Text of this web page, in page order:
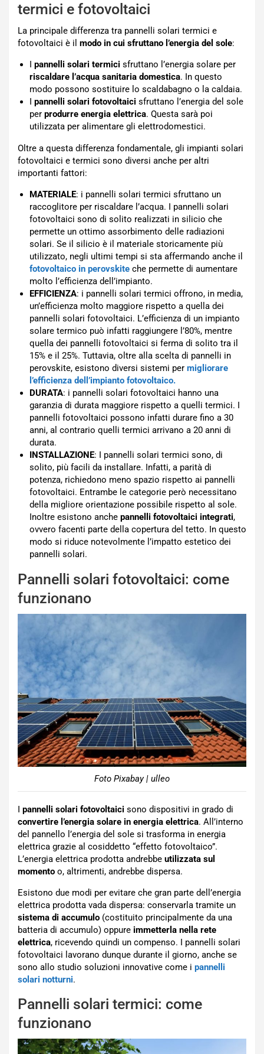
termici e fotovoltaici
La principale differenza tra pannelli solari termici e
fotovoltaici è il modo in cui sfruttano l’energia del sole:
I pannelli solari termici sfruttano l’energia solare per
riscaldare l’acqua sanitaria domestica. In questo
modo possono sostituire lo scaldabagno o la caldaia.
I pannelli solari fotovoltaici sfruttano l’energia del sole
per produrre energia elettrica. Questa sarà poi
utilizzata per alimentare gli elettrodomestici.
Oltre a questa differenza fondamentale, gli impianti solari
fotovoltaici e termici sono diversi anche per altri
importanti fattori:
MATERIALE: i pannelli solari termici sfruttano un
raccoglitore per riscaldare l’acqua. I pannelli solari
fotovoltaici sono di solito realizzati in silicio che
permette un ottimo assorbimento delle radiazioni
solari. Se il silicio è il materiale storicamente più
utilizzato, negli ultimi tempi si sta affermando anche il
fotovoltaico in perovskite che permette di aumentare
molto l’efficienza dell’impianto.
EFFICIENZA: i pannelli solari termici offrono, in media,
un’efficienza molto maggiore rispetto a quella dei
pannelli solari fotovoltaici. L’efficienza di un impianto
solare termico può infatti raggiungere l’80%, mentre
quella dei pannelli fotovoltaici si ferma di solito tra il
15% e il 25%. Tuttavia, oltre alla scelta di pannelli in
perovskite, esistono diversi sistemi per migliorare
l’efficienza dell’impianto fotovoltaico.
DURATA: i pannelli solari fotovoltaici hanno una
garanzia di durata maggiore rispetto a quelli termici. I
pannelli fotovoltaici possono infatti durare fino a 30
anni, al contrario quelli termici arrivano a 20 anni di
durata.
INSTALLAZIONE: I pannelli solari termici sono, di
solito, più facili da installare. Infatti, a parità di
potenza, richiedono meno spazio rispetto ai pannelli
fotovoltaici. Entrambe le categorie però necessitano
della migliore orientazione possibile rispetto al sole.
Inoltre esistono anche pannelli fotovoltaici integrati,
ovvero facenti parte della copertura del tetto. In questo
modo si riduce notevolmente l’impatto estetico dei
pannelli solari.
Pannelli solari fotovoltaici: come
funzionano
Foto Pixabay | ulleo
I pannelli solari fotovoltaici sono dispositivi in grado di
convertire l’energia solare in energia elettrica. All’interno
del pannello l’energia del sole si trasforma in energia
elettrica grazie al cosiddetto “effetto fotovoltaico”.
L’energia elettrica prodotta andrebbe utilizzata sul
momento o, altrimenti, andrebbe dispersa.
Esistono due modi per evitare che gran parte dell’energia
elettrica prodotta vada dispersa: conservarla tramite un
sistema di accumulo (costituito principalmente da una
batteria di accumulo) oppure immetterla nella rete
elettrica, ricevendo quindi un compenso. I pannelli solari
fotovoltaici lavorano dunque durante il giorno, anche se
sono allo studio soluzioni innovative come i pannelli
solari notturni.
Pannelli solari termici: come
funzionano